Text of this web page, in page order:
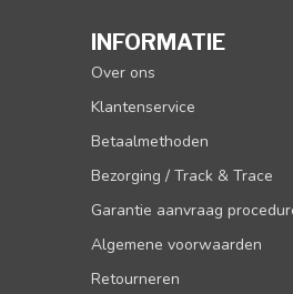
INFORMATIE
Over ons
Klantenservice
Betaalmethoden
Bezorging / Track & Trace
Garantie aanvraag
Algemene voorwaarden
Retourneren